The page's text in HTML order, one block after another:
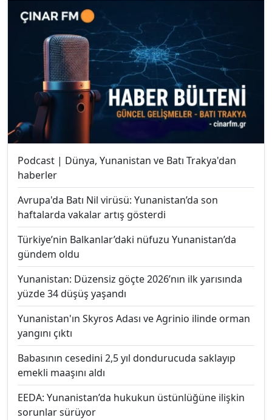
Podcast | Dünya, Yunanistan ve Batı Trakya'dan
haberler
Avrupa'da Batı Nil virüsü: Yunanistan’da son
haftalarda vakalar artış gösterdi
Türkiye’nin Balkanlar’daki nüfuzu Yunanistan’da
gündem oldu
Yunanistan: Düzensiz göçte 2026’nın ilk yarısında
yüzde 34 düşüş yaşandı
Yunanistan'ın Skyros Adası ve Agrinio ilinde orman
yangını çıktı
Babasının cesedini 2,5 yıl dondurucuda saklayıp
emekli maaşını aldı
EEDA: Yunanistan’da hukukun üstünlüğüne ilişkin
sorunlar sürüyor